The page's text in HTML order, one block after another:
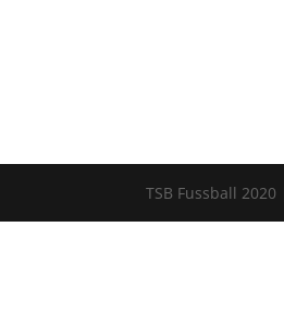
TSB Fussball 2020